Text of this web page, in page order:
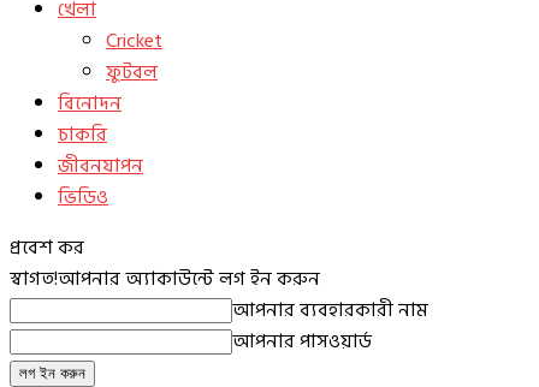
খেলা
Cricket
ফুটবল
বিনোদন
চাকরি
জীবনযাপন
ভিডিও
প্রবেশ কর
স্বাগত!আপনার অ্যাকাউন্টে লগ ইন করুন
আপনার ব্যবহারকারী নাম
আপনার পাসওয়ার্ড